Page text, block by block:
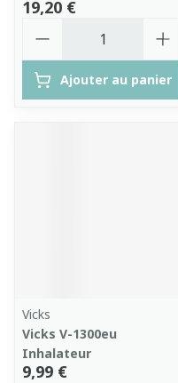
19,20 €
Ajouter au panier
Vicks
Vicks V-1300eu
Inhalateur
9,99 €